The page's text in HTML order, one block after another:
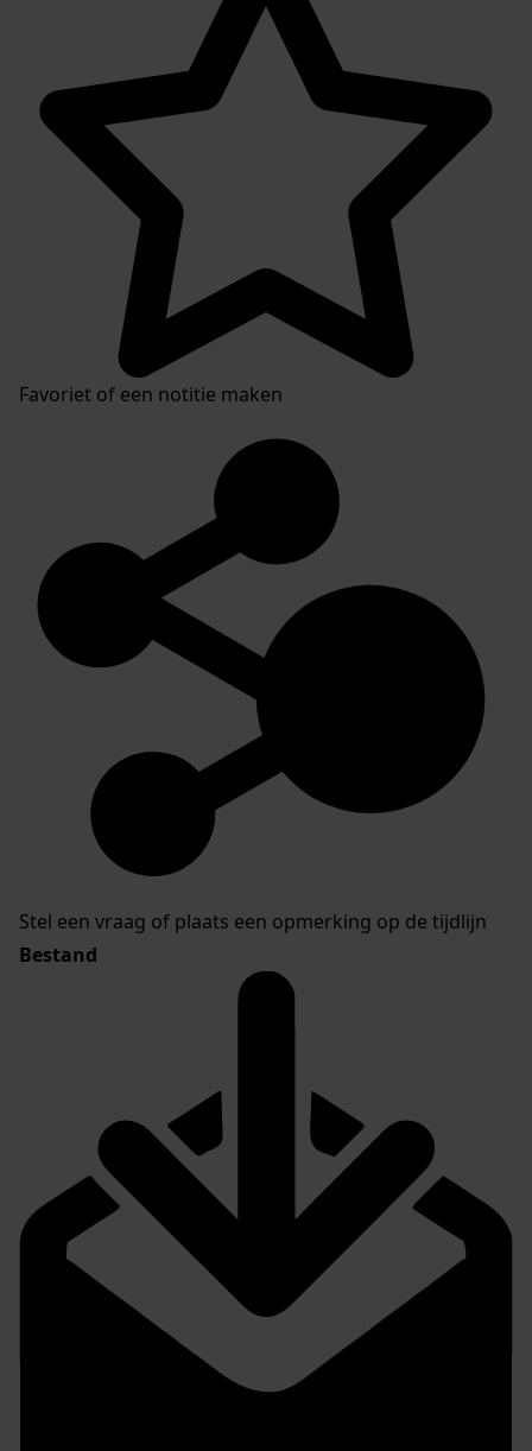
Favoriet of een notitie maken
Stel een vraag of plaats een opmerking op de tijdlijn
Bestand